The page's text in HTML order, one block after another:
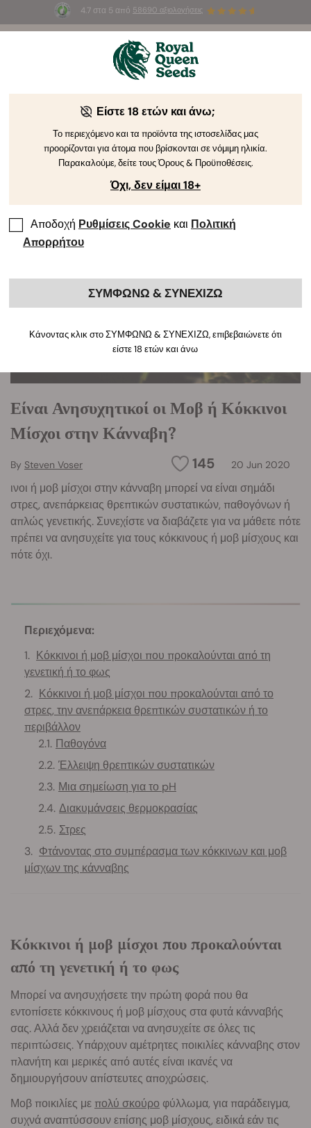
4.7 στα 5 από 58690 αξιολογήσεις
3 σπόρους White Widow AutoΔΩΡΕΑΝ για τους
Οδηγός Καλλιέργειας Κάνναβης από τη Royal Queen Seeds
Ευρετήριο Θεμάτων Οδηγού Καλλιέργειας
Είναι Ανησυχητικοί οι Μοβ ή Κόκκινοι
Μίσχοι στην Κάνναβη?
145 20 Jun 2020
By Steven Voser
ινοι ή μοβ μίσχοι στην κάνναβη μπορεί να είναι σημάδι
στρες, ανεπάρκειας θρεπτικών συστατικών, παθογόνων ή
απλώς γενετικής. Συνεχίστε να διαβάζετε για να μάθετε πότε
πρέπει να ανησυχείτε για τους κόκκινους ή μοβ μίσχους και
πότε όχι.
Περιεχόμενα:
Κόκκινοι ή μοβ μίσχοι που προκαλούνται από τη
γενετική ή το φως
Κόκκινοι ή μοβ μίσχοι που προκαλούνται από το
στρες, την ανεπάρκεια θρεπτικών συστατικών ή το
περιβάλλον
Παθογόνα
Έλλειψη θρεπτικών συστατικών
Μια σημείωση για το pH
Διακυμάνσεις θερμοκρασίας
Στρες
Φτάνοντας στο συμπέρασμα των κόκκινων και μοβ
μίσχων της κάνναβης
Κόκκινοι ή μοβ μίσχοι που προκαλούνται
από τη γενετική ή το φως
Μπορεί να ανησυχήσετε την πρώτη φορά που θα
εντοπίσετε κόκκινους ή μοβ μίσχους στα φυτά κάνναβής
σας. Αλλά δεν χρειάζεται να ανησυχείτε σε όλες τις
περιπτώσεις. Υπάρχουν αμέτρητες ποικιλίες κάνναβης στον
πλανήτη και μερικές από αυτές είναι ικανές να
δημιουργήσουν απίστευτες αποχρώσεις.
Μοβ ποικιλίες με πολύ σκούρο φύλλωμα, για παράδειγμα,
συχνά αναπτύσσουν επίσης μοβ μίσχους, ειδικά εάν τις
Είστε 18 ετών και άνω;
Το περιεχόμενο και τα προϊόντα της ιστοσελίδας μας
προορίζονται για άτομα που βρίσκονται σε νόμιμη ηλικία.
Παρακαλούμε, δείτε τους Όρους & Προϋποθέσεις.
Όχι, δεν είμαι 18+
Αποδοχή Ρυθμίσεις Cookie και Πολιτική
Απορρήτου
ΣΥΜΦΩΝΩ & ΣΥΝΕΧΙΖΩ
Κάνοντας κλικ στο ΣΥΜΦΩΝΩ & ΣΥΝΕΧΙΖΩ, επιβεβαιώνετε ότι
είστε 18 ετών και άνω